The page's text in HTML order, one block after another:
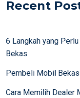
Recent
6 Langkah yang
Bekas
Pembeli Mobil
Cara Memilih Dealer